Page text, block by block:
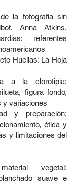
la fotografía sin
Anna Atkins,
referentes
Huellas: La Hoja
a la clorotipia:
figura fondo,
y variaciones
y preparación:
ética y
y limitaciones del
vegetal:
suave e